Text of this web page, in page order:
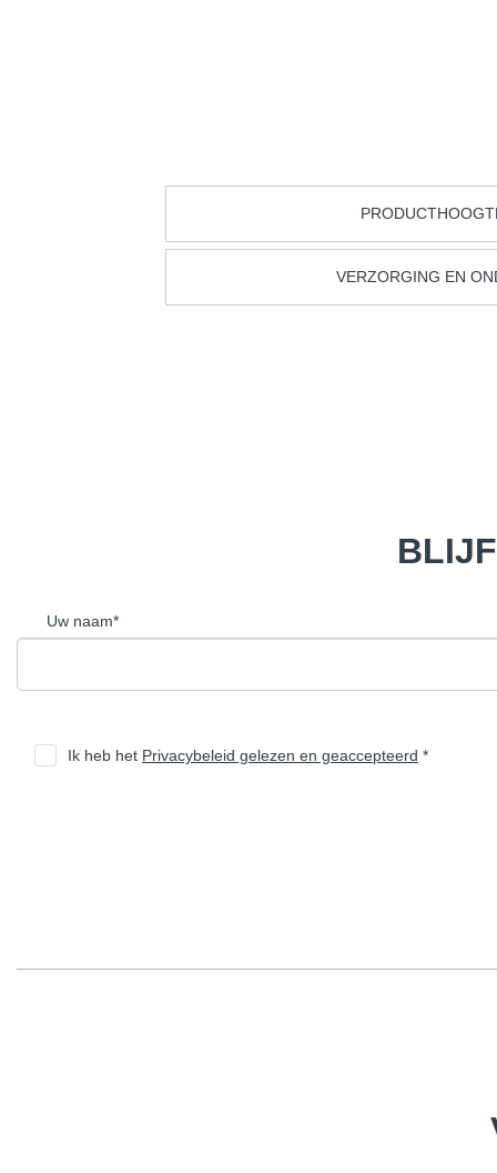
VERZORGING EN
Uw naam*
Ik heb het Privacybeleid gelezen en geaccepteerd *